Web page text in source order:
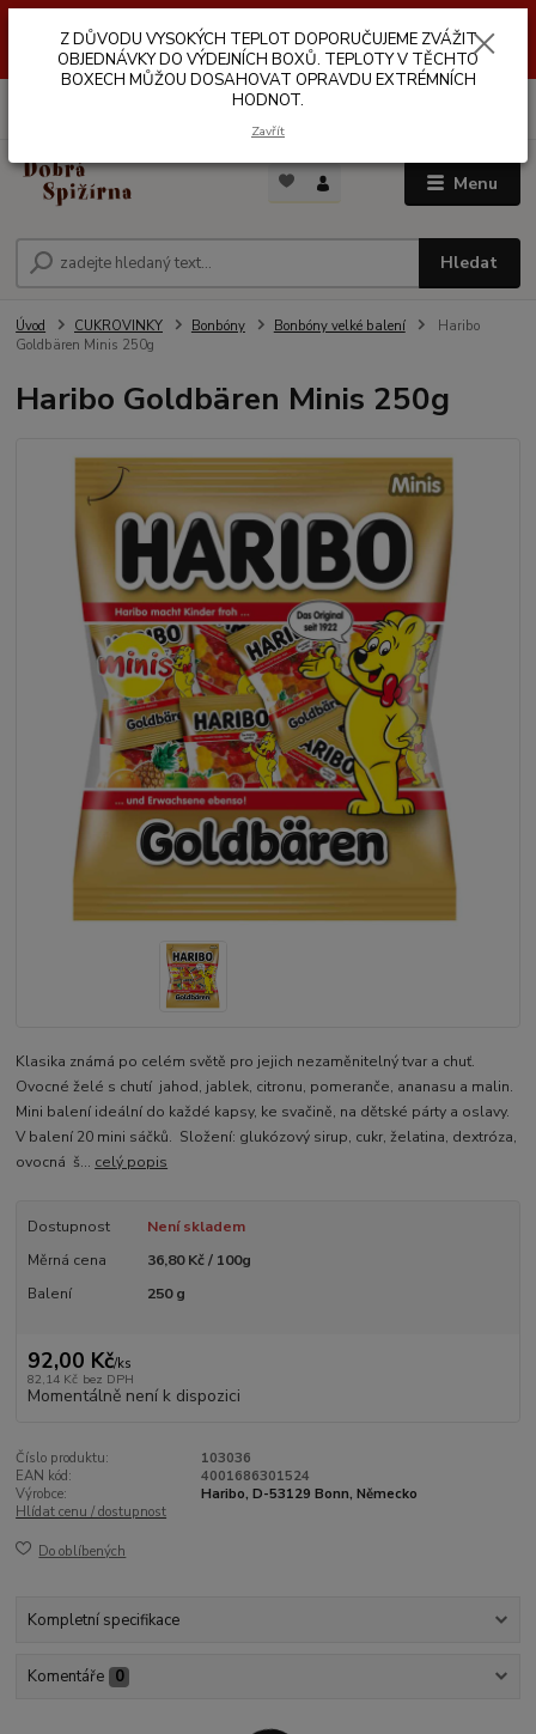
VÝDEJNÍCH BOXŮ. TEPLOTA V TĚCHTO BOXECH MŮŽE DOSAHOVAT
OPRAVDU EXTRÉMNÍCH HODNOT.
Menu
Hledat
Úvod CUKROVINKY Bonbóny Bonbóny velké balení
Haribo
Goldbären Minis 250g
Haribo Goldbären Minis 250g
Klasika známá po celém světě pro jejich nezaměnitelný tvar a chuť.
Ovocné želé s chutí jahod, jablek, citronu, pomeranče, ananasu a malin.
Mini balení ideální do každé kapsy, ke svačině, na dětské párty a oslavy.
V balení 20 mini sáčků. Složení: glukózový sirup, cukr, želatina, dextróza,
ovocná š... celý popis
Dostupnost
Není skladem
Měrná cena
36,80 Kč / 100g
Balení
250 g
92,00 Kč/ks
82,14 Kč bez DPH
Momentálně není k dispozici
Číslo produktu:
103036
EAN kód:
4001686301524
Výrobce:
Haribo, D-53129 Bonn, Německo
Hlídat cenu / dostupnost
Do oblíbených
Kompletní specifikace
Komentáře 0
Z DŮVODU VYSOKÝCH TEPLOT DOPORUČUJEME ZVÁŽIT
OBJEDNÁVKY DO VÝDEJNÍCH BOXŮ. TEPLOTY V TĚCHTO
BOXECH MŮŽOU DOSAHOVAT OPRAVDU EXTRÉMNÍCH
HODNOT.
Zavřít